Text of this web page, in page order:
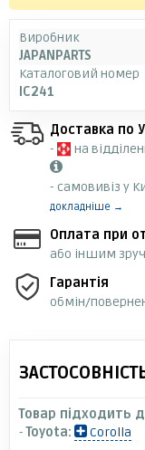
Виробник
JAPANPARTS
Каталоговий номер
IC241
Доставка по
-
на
- самовивіз у
докладніше →
Оплата при
або іншим
Гарантія
обмін/
Товар підходить
-Toyota:
Corolla